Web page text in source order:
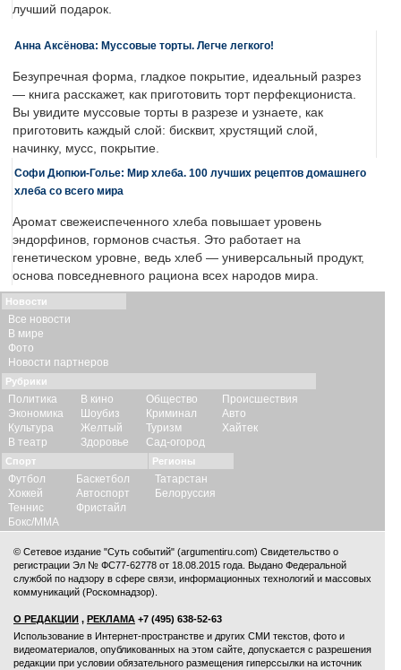
лучший подарок.
Анна Аксёнова: Муссовые торты. Легче легкого!
Безупречная форма, гладкое покрытие, идеальный разрез
— книга расскажет, как приготовить торт перфекциониста.
Вы увидите муссовые торты в разрезе и узнаете, как
приготовить каждый слой: бисквит, хрустящий слой,
начинку, мусс, покрытие.
Софи Дюпюи-Голье: Мир хлеба. 100 лучших рецептов домашнего
хлеба со всего мира
Аромат свежеиспеченного хлеба повышает уровень
эндорфинов, гормонов счастья. Это работает на
генетическом уровне, ведь хлеб — универсальный продукт,
основа повседневного рациона всех народов мира.
Новости
Все новости
В мире
Фото
Новости партнеров
Рубрики
Политика
Экономика
Культура
В театр
В кино
Шоубиз
Желтый
Здоровье
Общество
Криминал
Туризм
Сад-огород
Происшествия
Авто
Хайтек
Спорт
Футбол
Хоккей
Теннис
Бокс/ММА
Баскетбол
Автоспорт
Фристайл
Регионы
Татарстан
Белоруссия
© Сетевое издание "Суть событий" (argumentiru.com) Свидетельство о
регистрации Эл № ФС77-62778 от 18.08.2015 года. Выдано Федеральной
службой по надзору в сфере связи, информационных технологий и массовых
коммуникаций (Роскомнадзор).
О РЕДАКЦИИ , РЕКЛАМА +7 (495) 638-52-63
Использование в Интернет-пространстве и других СМИ текстов, фото и
видеоматериалов, опубликованных на этом сайте, допускается с разрешения
редакции при условии обязательного размещения гиперссылки на источник